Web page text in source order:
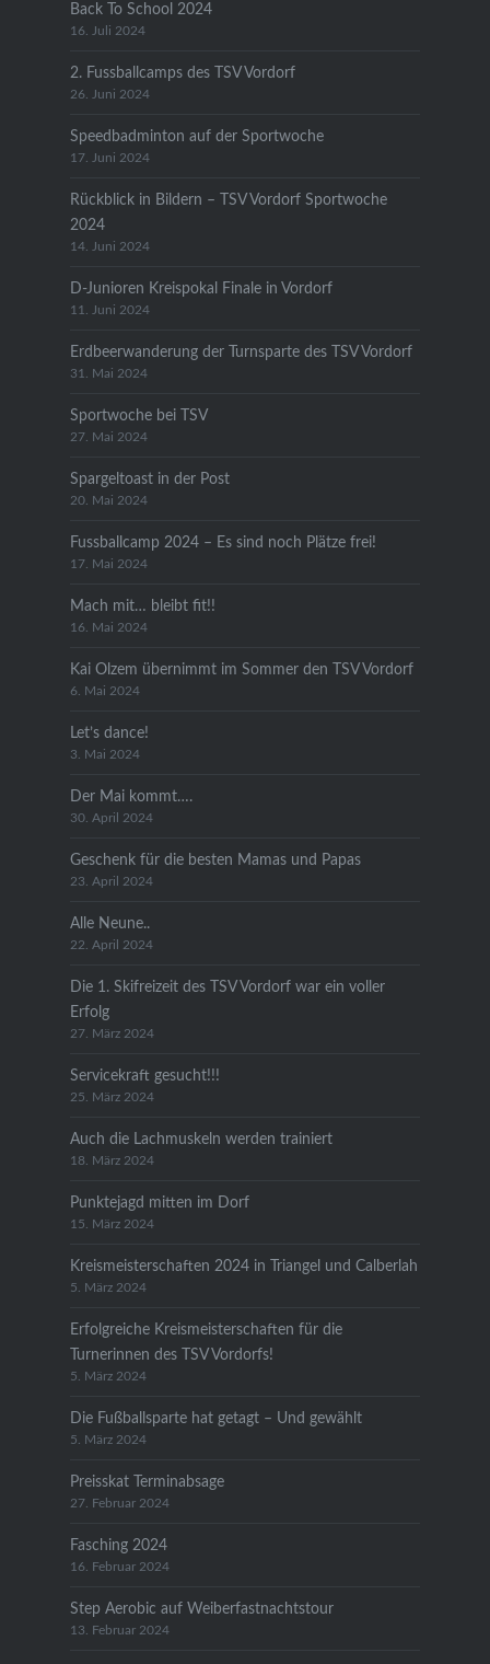
Back To School 2024
16. Juli 2024
2. Fussballcamps des TSV Vordorf
26. Juni 2024
Speedbadminton auf der Sportwoche
17. Juni 2024
Rückblick in Bildern – TSV Vordorf Sportwoche
2024
14. Juni 2024
D-Junioren Kreispokal Finale in Vordorf
11. Juni 2024
Erdbeerwanderung der Turnsparte des TSV Vordorf
31. Mai 2024
Sportwoche bei TSV
27. Mai 2024
Spargeltoast in der Post
20. Mai 2024
Fussballcamp 2024 – Es sind noch Plätze frei!
17. Mai 2024
Mach mit… bleibt fit!!
16. Mai 2024
Kai Olzem übernimmt im Sommer den TSV Vordorf
6. Mai 2024
Let’s dance!
3. Mai 2024
Der Mai kommt….
30. April 2024
Geschenk für die besten Mamas und Papas
23. April 2024
Alle Neune..
22. April 2024
Die 1. Skifreizeit des TSV Vordorf war ein voller
Erfolg
27. März 2024
Servicekraft gesucht!!!
25. März 2024
Auch die Lachmuskeln werden trainiert
18. März 2024
Punktejagd mitten im Dorf
15. März 2024
Kreismeisterschaften 2024 in Triangel und Calberlah
5. März 2024
Erfolgreiche Kreismeisterschaften für die
Turnerinnen des TSV Vordorfs!
5. März 2024
Die Fußballsparte hat getagt – Und gewählt
5. März 2024
Preisskat Terminabsage
27. Februar 2024
Fasching 2024
16. Februar 2024
Step Aerobic auf Weiberfastnachtstour
13. Februar 2024